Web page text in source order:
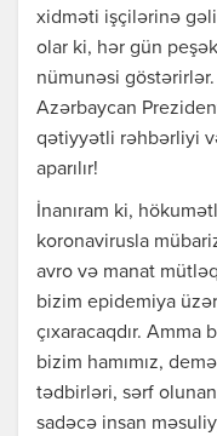
xidməti işçilərinə
olar ki, hər gün
nümunəsi
Azərbaycan
qətiyyətli rəhbərliyi
aparılır!
İnanıram ki,
koronavirusla
avro və manat
bizim epidemiya
çıxaracaqdır.
bizim hamımız,
tədbirləri, sərf
sadəcə insan